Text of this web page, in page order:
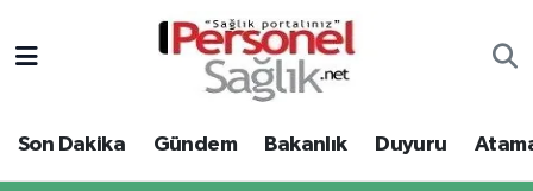
Son Dakika Gündem Bakanlık Duyuru
Gündem
Nöbetçi Eczaneler
Hava Durumu